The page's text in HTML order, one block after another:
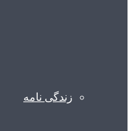
زندگی نامه